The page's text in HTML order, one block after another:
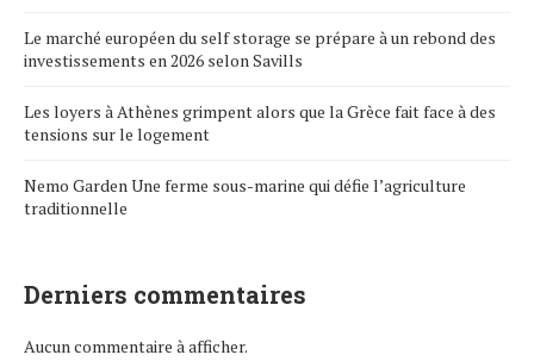
Le marché européen du self storage se prépare à un rebond des
investissements en 2026 selon Savills
Les loyers à Athènes grimpent alors que la Grèce fait face à des
tensions sur le logement
Nemo Garden Une ferme sous-marine qui défie l’agriculture
traditionnelle
Derniers commentaires
Aucun commentaire à afficher.